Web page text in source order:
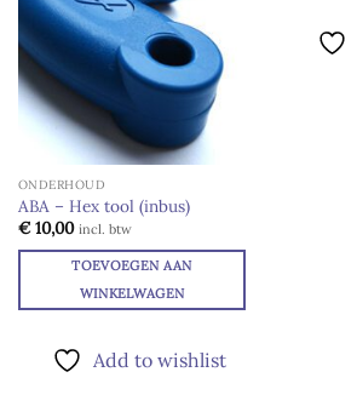
ONDERHOUD
ABA – Hex tool (inbus)
€10,00 incl. btw
TOEVOEGEN AAN
WINKELWAGEN
Add to wishlist